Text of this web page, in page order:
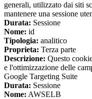
generali, utilizzato dai siti
mantenere una sessione
Durata: Sessione
Nome: id
Tipologia: analitico
Proprieta: Terza parte
Descrizione: Questo
e l'ottimizzazione delle
Google Targeting Suite
Durata: Sessione
Nome: AWSELB